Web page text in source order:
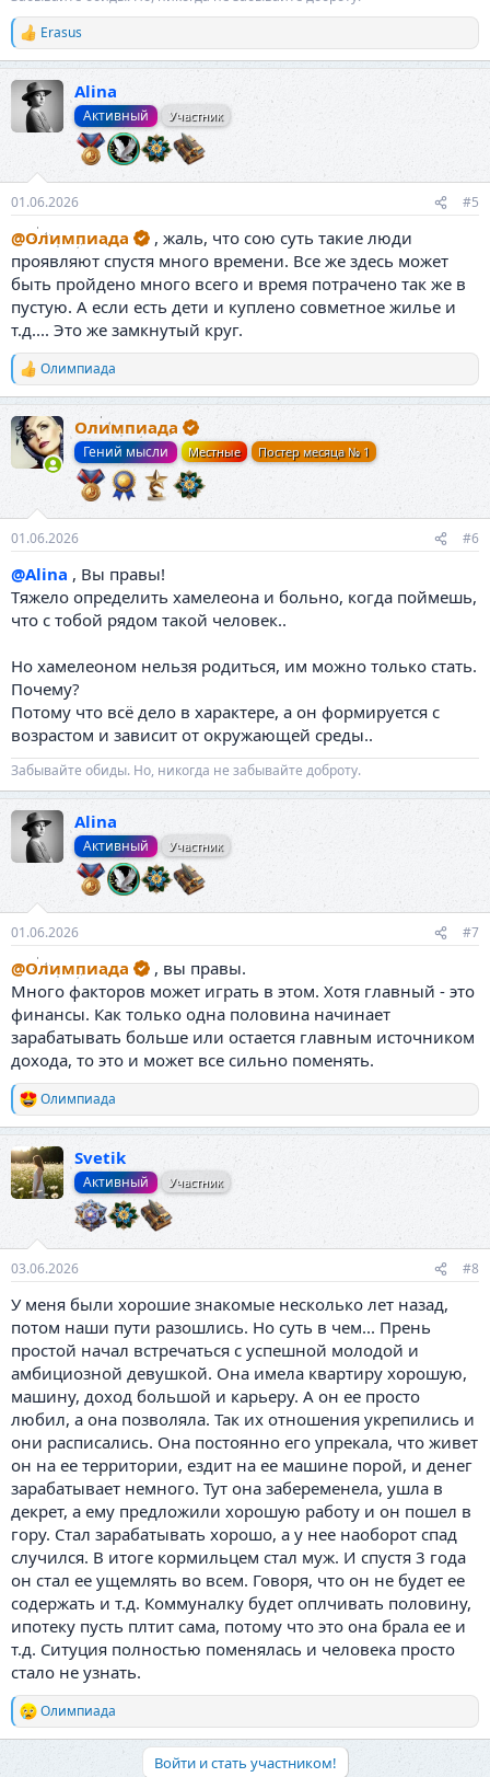
Р
е
к
ц
и
Erasus
Alina
Активный Участник
01.06.2026 #5
@Олимпиада
, жаль, что сою суть такие люди
проявляют спустя много времени. Все же здесь может
быть пройдено много всего и время потрачено так же в
пустую. А если есть дети и куплено совметное жилье и
т.д.... Это же замкнутый круг.
Р
е
к
ц
Олимпиада
Олимпиада
Гений мысли Местные Постер месяца № 1
01.06.2026 #6
@Alina , Вы правы!
Тяжело определить хамелеона и больно, когда поймешь,
что с тобой рядом такой человек..
Но хамелеоном нельзя родиться, им можно только стать.
Почему?
Потому что всё дело в характере, а он формируется с
возрастом и зависит от окружающей среды..
Забывайте обиды. Но, никогда не забывайте доброту.
Alina
Активный Участник
01.06.2026 #7
@Олимпиада
, вы правы.
Много факторов может играть в этом. Хотя главный - это
финансы. Как только одна половина начинает
зарабатывать больше или остается главным источником
дохода, то это и может все сильно поменять.
Р
е
к
ц
и
Олимпиада
Svetik
Активный Участник
03.06.2026 #8
У меня были хорошие знакомые несколько лет назад,
потом наши пути разошлись. Но суть в чем... Прень
простой начал встречаться с успешной молодой и
амбициозной девушкой. Она имела квартиру хорошую,
машину, доход большой и карьеру. А он ее просто
любил, а она позволяла. Так их отношения укрепились и
они расписались. Она постоянно его упрекала, что живет
он на ее территории, ездит на ее машине порой, и денег
зарабатывает немного. Тут она забеременела, ушла в
декрет, а ему предложили хорошую работу и он пошел в
гору. Стал зарабатывать хорошо, а у нее наоборот спад
случился. В итоге кормильцем стал муж. И спустя 3 года
он стал ее ущемлять во всем. Говоря, что он не будет ее
содержать и т.д. Коммуналку будет оплчивать половину,
ипотеку пусть плтит сама, потому что это она брала ее и
т.д. Ситуция полностью поменялась и человека просто
стало не узнать.
Р
е
Олимпиада
Войти и стать участником!